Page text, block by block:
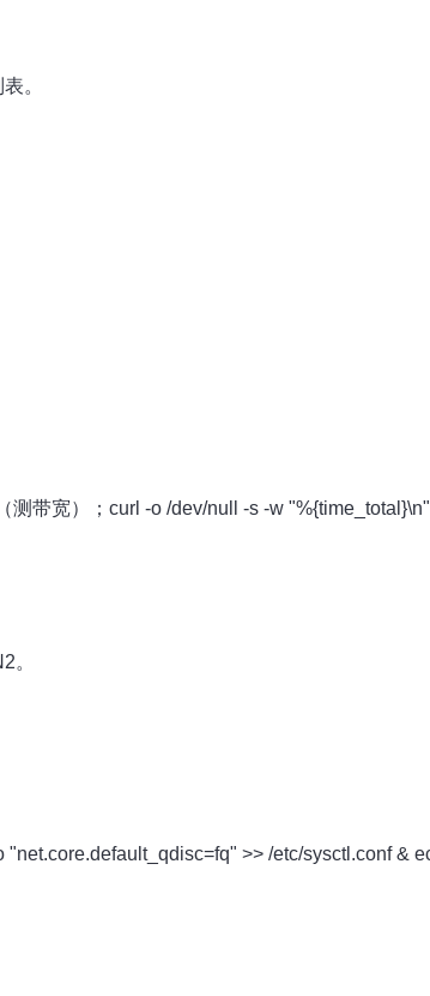
。
（测带宽）；curl -o /dev/null -s -w
。
>> /etc/sysctl.conf &